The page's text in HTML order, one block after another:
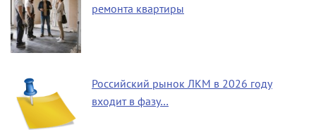
ремонта квартиры
Российский рынок ЛКМ в 2026 году
входит в фазу…